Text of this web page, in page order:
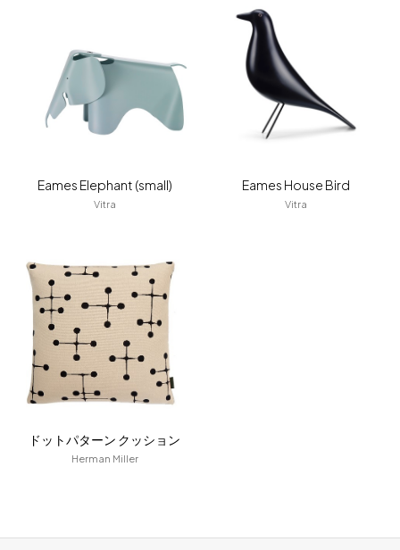
0965-52-0323
096-274-8175
0965-45-9282
Eames Elephant (small)
Vitra
Eames House Bird
Vitra
ドットパターン クッション
Herman Miller